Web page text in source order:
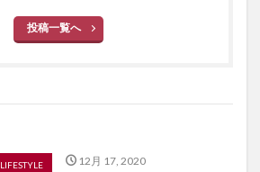
投稿一覧へ
LIFESTYLE 12月 17, 2020